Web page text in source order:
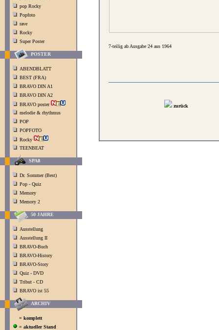
pop Rocky
Popfoto
rave
Rocky
Super Poster
POSTER
ABENDBLATT
BEST (FRA)
BRAVO DIN A1
BRAVO DIN A2
BRAVO poster
melodie & rhythmus
POP
POPFOTO
Rocky
TEENBEAT
SPAß
Dr. Sommer (Best)
Pop - Quiz
Memory
Memory 2
50 JAHRE
Ausstellung
Ausstellung II
BRAVO-Buch
BRAVO-History
BRAVO-Story
Quiz - DVD
Tribut - CD
BRAVO ist 55
ARCHIV
= komplett
= aktueller Stand
7-teilig ab Ausgabe 24 aus 1964
zurück